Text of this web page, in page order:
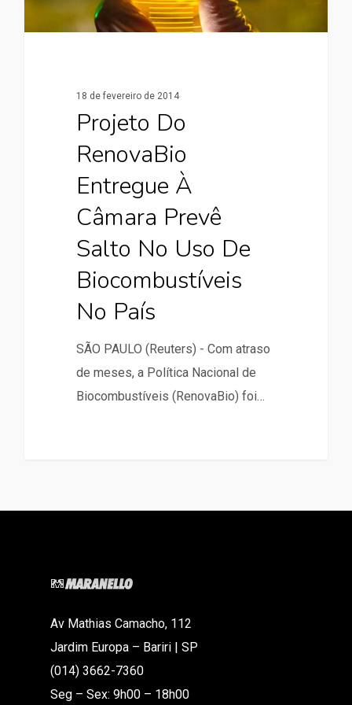
18 de fevereiro de 2014
Projeto Do
RenovaBio
Entregue À
Câmara Prevê
Salto No Uso De
Biocombustíveis
No País
SÃO PAULO (Reuters) - Com atraso
de meses, a Política Nacional de
Biocombustíveis (RenovaBio) foi…
Av Mathias Camacho, 112
Jardim Europa – Bariri | SP
(014) 3662-7360
Seg – Sex: 9h00 – 18h00